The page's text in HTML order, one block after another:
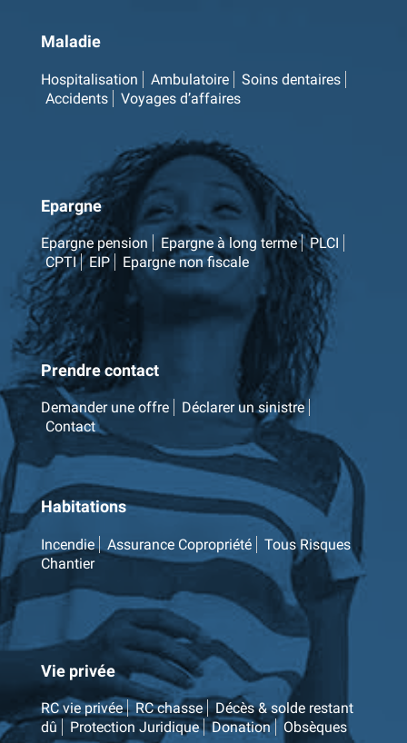
Maladie
Hospitalisation Ambulatoire
Soins dentaires
Accidents
Voyages d’affaires
Epargne
Epargne pension Epargne à long terme
PLCI
CPTI
EIP Epargne non fiscale
Prendre contact
Demander une offre
Déclarer un sinistre
Contact
Habitations
Incendie Assurance Copropriété
Tous Risques
Chantier
Vie privée
RC vie privée RC chasse
Décès & solde restant
dû
Protection Juridique Donation Obsèques